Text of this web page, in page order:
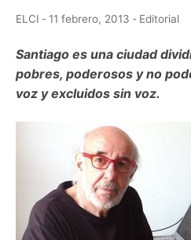
ELCI - 11 febrero, 2013 - Editorial
Santiago es una ciudad
pobres, poderosos y no
voz y excluidos sin voz.